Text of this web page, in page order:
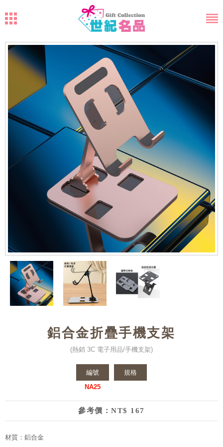
鋁合金折疊手機支架
(熱銷 3C 電子用品/手機支架)
編號
NA25
規格
參考價：NT$ 167
材質：鋁合金